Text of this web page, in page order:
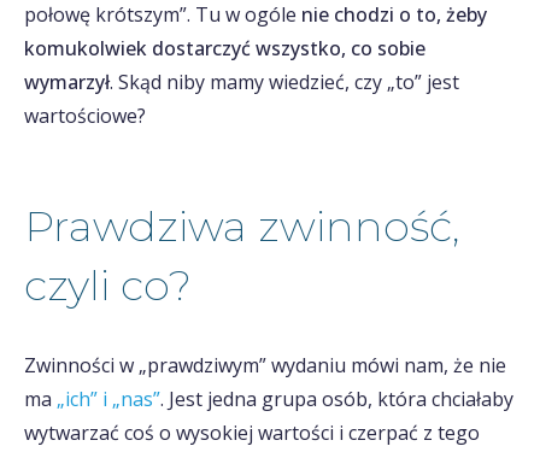
połowę krótszym”. Tu w ogóle nie chodzi o to, żeby
komukolwiek dostarczyć wszystko, co sobie
wymarzył. Skąd niby mamy wiedzieć, czy „to” jest
wartościowe?
Prawdziwa zwinność,
czyli co?
Zwinności w „prawdziwym” wydaniu mówi nam, że nie
ma „ich” i „nas”. Jest jedna grupa osób, która chciałaby
wytwarzać coś o wysokiej wartości i czerpać z tego